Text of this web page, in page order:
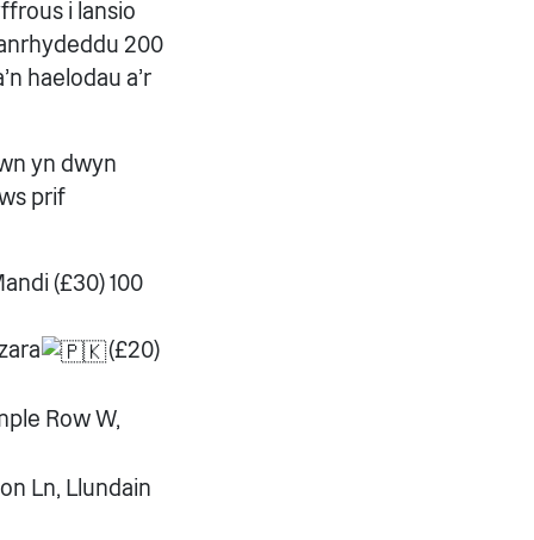
i lansio
200
haelodau a'r
yn dwyn
prif
(£30) 100
(£20)
Row W,
Ln, Llundain